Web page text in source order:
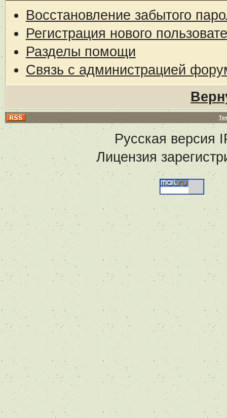
Восстановление забытого
Регистрация нового
Разделы помощи
Связь с администрацией
Русская версия
Лицензия